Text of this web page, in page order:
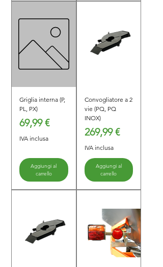
Griglia interna (P,
PL, PX)
Prezzo
69,99 €
IVA inclusa
Aggiungi al
carrello
Convogliatore a 2
vie (PQ, PQ
INOX)
Prezzo
269,99 €
IVA inclusa
Aggiungi al
carrello